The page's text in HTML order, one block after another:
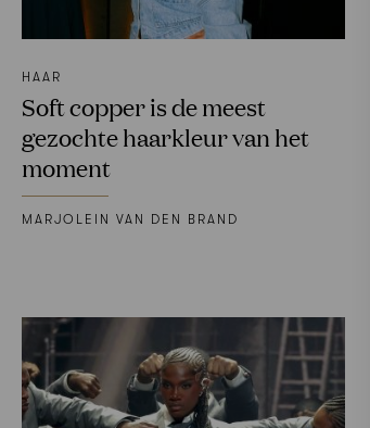
HAAR
Soft copper is de meest
gezochte haarkleur van het
moment
MARJOLEIN VAN DEN BRAND